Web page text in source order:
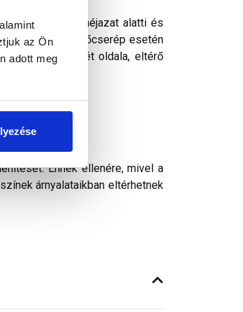
az Ön
adott meg
az alátéthéjazat alatti és
és hornyolt tetőcserép esetén
szalag mindkét oldala, eltérő
Ennek ellenére, mivel a
árnyalataikban eltérhetnek